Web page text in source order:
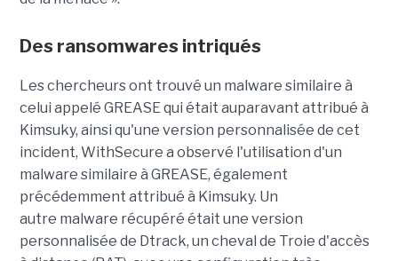
Des ransomwares intriqués
Les chercheurs ont trouvé un malware similaire à
celui appelé GREASE qui était auparavant attribué à
Kimsuky, ainsi qu'une version personnalisée de cet
incident, WithSecure a observé l'utilisation d'un
malware similaire à GREASE, également
précédemment attribué à Kimsuky. Un
autre malware récupéré était une version
personnalisée de Dtrack, un cheval de Troie d'accès